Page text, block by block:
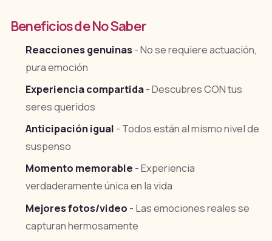
Beneficios de No Saber
Reacciones genuinas- No se requiere actuación,
pura emoción
Experiencia compartida- Descubres CON tus
seres queridos
Anticipación igual - Todos están al mismo nivel de
suspenso
Momento memorable - Experiencia
verdaderamente única en la vida
Mejores fotos/video - Las emociones reales se
capturan hermosamente